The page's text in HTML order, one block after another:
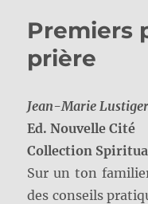
Premiers
prière
Jean-Marie Lustiger
Ed. Nouvelle Cité
Collection
Sur un ton
des conseils